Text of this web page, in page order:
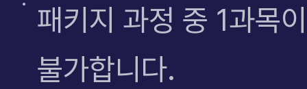
패키지 과정 중 1과목
불가합니다.